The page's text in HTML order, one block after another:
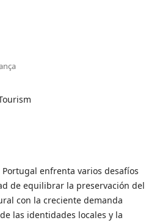
enfrenta varios desafíos
de equilibrar la preservación del
con la creciente demanda
las identidades locales y la